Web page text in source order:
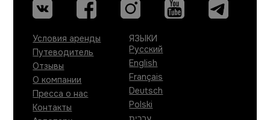
Условия аренды
Путеводитель
Отзывы
О компании
Пресса о нас
Контакты
ЯЗЫКИ
Русский
English
Français
Deutsch
Polski